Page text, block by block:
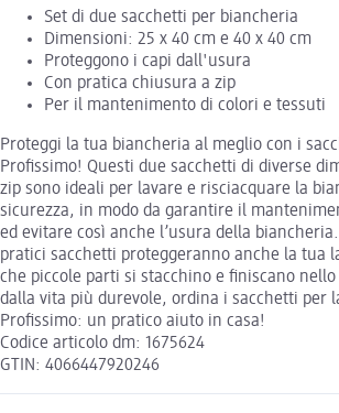
Set di due sacchetti per biancheria
Dimensioni: 25 x 40 cm e 40 x 40 cm
Proteggono i capi dall'usura
Con pratica chiusura a zip
Per il mantenimento di colori e tessuti
Proteggi la tua biancheria al meglio con i
Profissimo! Questi due sacchetti di diverse
zip sono ideali per lavare e risciacquare la
sicurezza, in modo da garantire il
ed evitare così anche l’usura della
pratici sacchetti proteggeranno anche la tua
che piccole parti si stacchino e finiscano nello
dalla vita più durevole, ordina i sacchetti per
Profissimo: un pratico aiuto in casa!
Codice articolo dm: 1675624
GTIN: 4066447920246